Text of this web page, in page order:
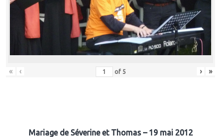
« ‹ of 5 › »
Mariage de Séverine et Thomas – 19 mai 2012